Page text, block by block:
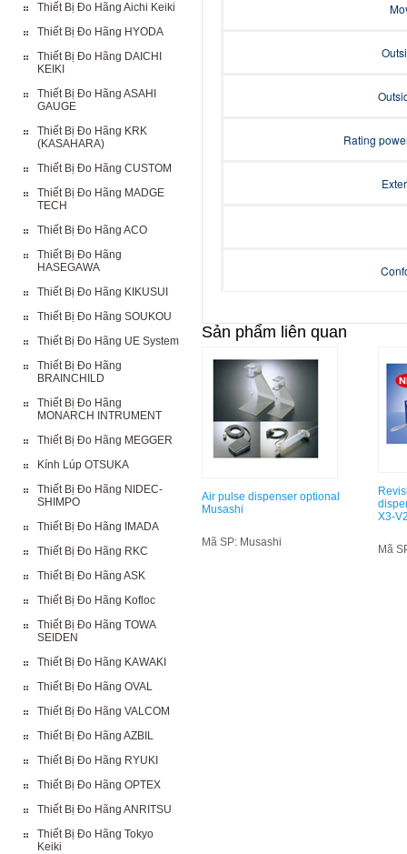
Thiết Bị Đo Hãng Aichi Keiki
Thiết Bị Đo Hãng HYODA
Thiết Bị Đo Hãng DAICHI
KEIKI
Thiết Bị Đo Hãng ASAHI
GAUGE
Thiết Bị Đo Hãng KRK
(KASAHARA)
Thiết Bị Đo Hãng CUSTOM
Thiết Bị Đo Hãng MADGE
TECH
Thiết Bị Đo Hãng ACO
Thiết Bị Đo Hãng
HASEGAWA
Thiết Bị Đo Hãng KIKUSUI
Thiết Bị Đo Hãng SOUKOU
Thiết Bị Đo Hãng UE System
Thiết Bị Đo Hãng
BRAINCHILD
Thiết Bị Đo Hãng
MONARCH INTRUMENT
Thiết Bị Đo Hãng MEGGER
Kính Lúp OTSUKA
Thiết Bị Đo Hãng NIDEC-
SHIMPO
Thiết Bị Đo Hãng IMADA
Thiết Bị Đo Hãng RKC
Thiết Bị Đo Hãng ASK
Thiết Bị Đo Hãng Kofloc
Thiết Bị Đo Hãng TOWA
SEIDEN
Thiết Bị Đo Hãng KAWAKI
Thiết Bị Đo Hãng OVAL
Thiết Bị Đo Hãng VALCOM
Thiết Bị Đo Hãng AZBIL
Thiết Bị Đo Hãng RYUKI
Thiết Bị Đo Hãng OPTEX
Thiết Bị Đo Hãng ANRITSU
Thiết Bị Đo Hãng Tokyo
Keiki
Rating
Sản phẩm liên quan
Air pulse dispenser optional
Musashi
Mã SP: Musashi
X3-
Mã